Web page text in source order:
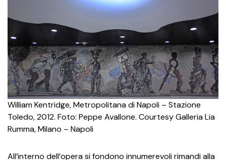
William Kentridge, Metropolitana di Napoli – Stazione
Toledo, 2012. Foto: Peppe Avallone. Courtesy Galleria Lia
Rumma, Milano – Napoli
All’interno dell’opera si fondono innumerevoli rimandi alla